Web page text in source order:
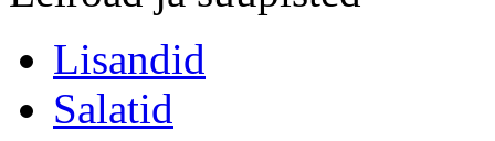
Lisandid
Salatid